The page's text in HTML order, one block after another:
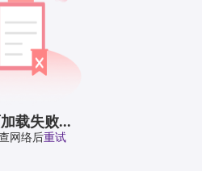
载失败...
网络后重试